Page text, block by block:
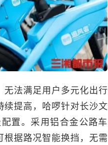
法满足用户多元化出行
续提高，哈啰针对长沙文
置。采用铝合金公路车
根据路况智能换挡，无需